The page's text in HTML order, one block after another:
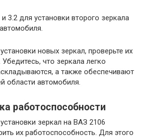
3.2 для установки второго зеркала
новых зеркал, проверьте их
что зеркала легко
а также обеспечивают
области автомобиля.
работоспособности
зеркал на ВАЗ 2106
их работоспособность. Для этого